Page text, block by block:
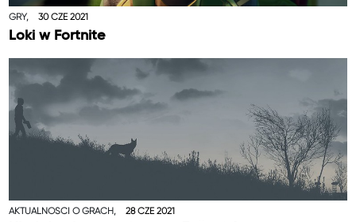
GRY, 30 CZE 2021
Loki w Fortnite
AKTUALNOŚCI O GRACH, 28 CZE 2021